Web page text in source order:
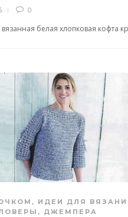
0
вязанная белая хлопковая кофта
, ИДЕИ ДЛЯ
ДЖЕМПЕРА